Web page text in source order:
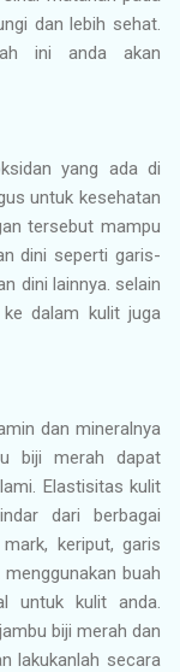
dan lebih sehat.
ini anda akan
yang ada di
untuk kesehatan
tersebut mampu
dini seperti garis-
dini lainnya. selain
dalam kulit juga
dan mineralnya
biji merah dapat
Elastisitas kulit
dari berbagai
keriput, garis
buah
untuk kulit anda.
biji merah dan
lakukanlah secara